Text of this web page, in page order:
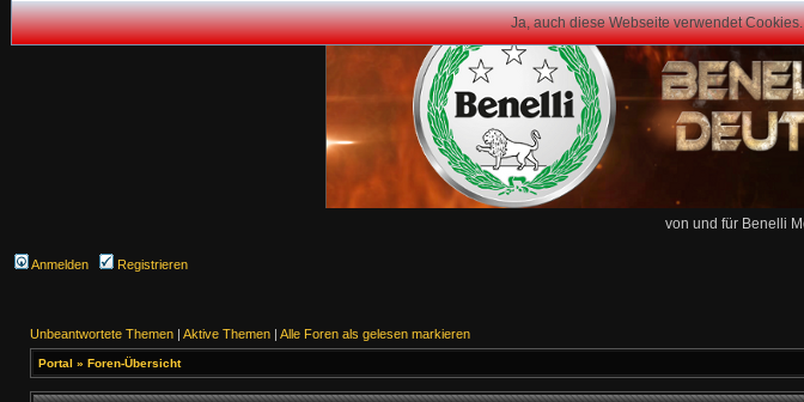
Ja, auch diese Webseite verwendet
von und für Benelli
Anmelden Registrieren
Unbeantwortete Themen | Aktive Themen | Alle Foren als gelesen markieren
Portal » Foren-Übersicht